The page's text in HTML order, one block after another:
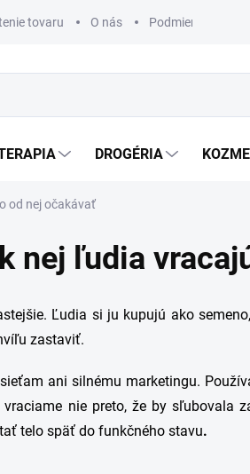
tovaru O nás Podmienky
DROGÉRIA
od nej očakávať
nej ľudia
Ľudia si ju kupujú ako
zastaviť.
ani silnému marketingu.
nie preto, že by sľubovala
telo späť do funkčného stavu.